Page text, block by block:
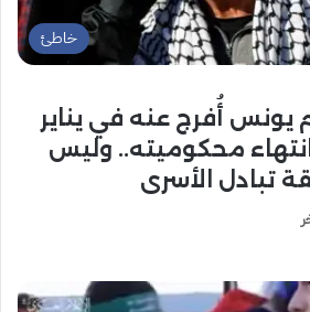
خاطئ
يونس أُفرج عنه في يناير
انتهاء محكوميته.. وليس
الأسرى